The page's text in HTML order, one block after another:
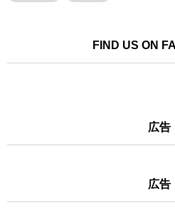
FIND US ON
広告
広告